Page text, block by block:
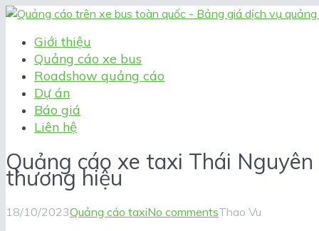
Giới thiệu
Quảng cáo xe bus
Roadshow quảng cáo
Dự án
Báo giá
Liên hệ
Quảng cáo xe taxi Thái
thương hiệu
18/10/2023Quảng cáo taxiNo commentsThao Vu